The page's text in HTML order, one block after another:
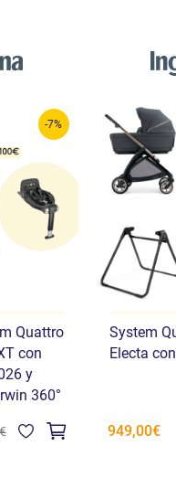
-7%
Quattro
con
y
360°
System
Electa
949,00€